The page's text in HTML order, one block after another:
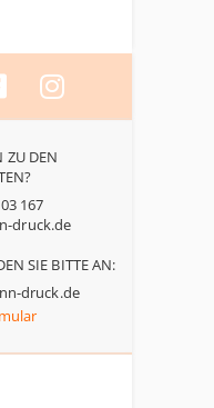
ZU DEN
167
druck.de
SIE BITTE AN:
druck.de